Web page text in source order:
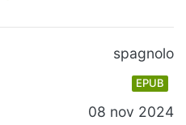
spagnolo
EPUB
08 nov 2024